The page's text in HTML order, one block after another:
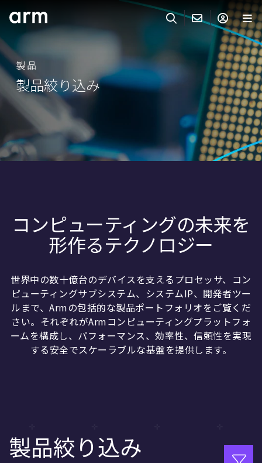
Skip to Footer
サーチ
ARMのお問い合わせ
サポート
IP サポート
Keil Tools
販売
企業様向けFlexible Access
Arm Integrity Helpline
教育関連
人材採用
研究連携
ウェブサイト
IR関連
セキュリティ脆弱性の報告
Tel: + 44(1223) 400 400 [main reception]
Fax: + 44(1223) 400 410
ARMアカウント
Armアカウント
ログインしてArmアカウントにアクセスする。
ログイン
製品
分野
パートナー
サポート&トレーニング
製品
製品絞り込み
コンピューティングの未来を
形作るテクノロジー
世界中の数十億台のデバイスを支えるプロセッサ、コン
ピューティングサブシステム、システムIP、開発者ツー
ルまで、Armの包括的な製品ポートフォリオをご覧くだ
さい。それぞれがArmコンピューティングプラットフォ
ームを構成し、パフォーマンス、効率性、信頼性を実現
する安全でスケーラブルな基盤を提供します。
製品絞り込み